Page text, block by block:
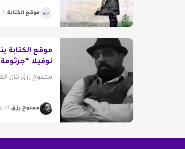
موقع الكتابة 5 مايو 2024
موقع الكتابة
نوفيلا
رزق .. “تصدر
ممدوح رزق كان
ممدوح رزق 31 يوليو 2018